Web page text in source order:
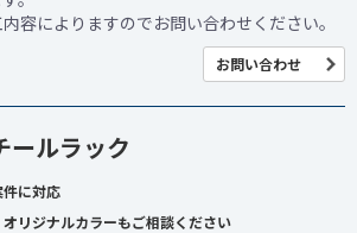
容によりますのでお問い合わせください。
お問い合わせ
ールラック
に対応
リジナルカラーもご相談ください